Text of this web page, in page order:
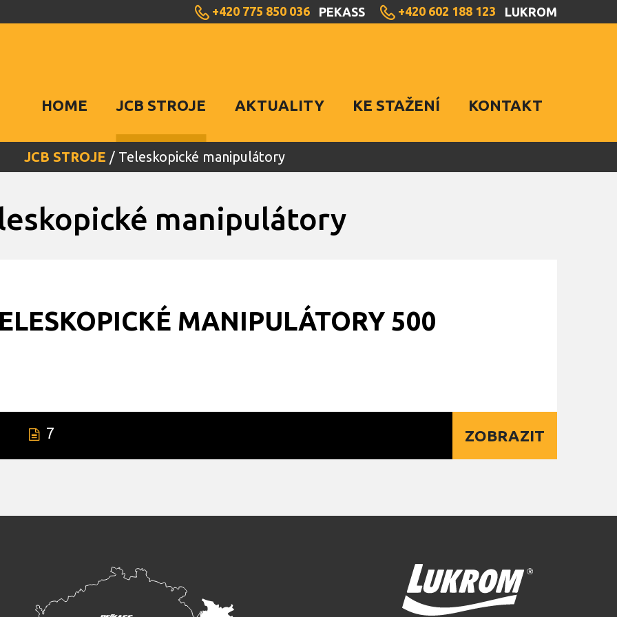
+420 775 850 036 PEKASS +420 602 188 123 LUKROM
HOME JCB STROJE AKTUALITY KE STAŽENÍ KONTAKT
JCB STROJE / Teleskopické manipulátory
manipulátory
MANIPULÁTORY 500
7 ZOBRAZIT